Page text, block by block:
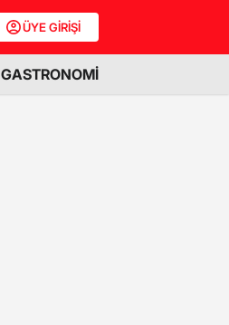
ÜYE GİRİŞİ
GASTRONOMİ